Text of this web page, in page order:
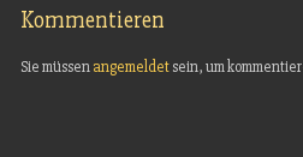
Kommentieren
Sie müssenangemeldetsein, um